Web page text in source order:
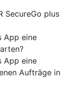
SecureGo plus
App eine
App eine
Aufträge in